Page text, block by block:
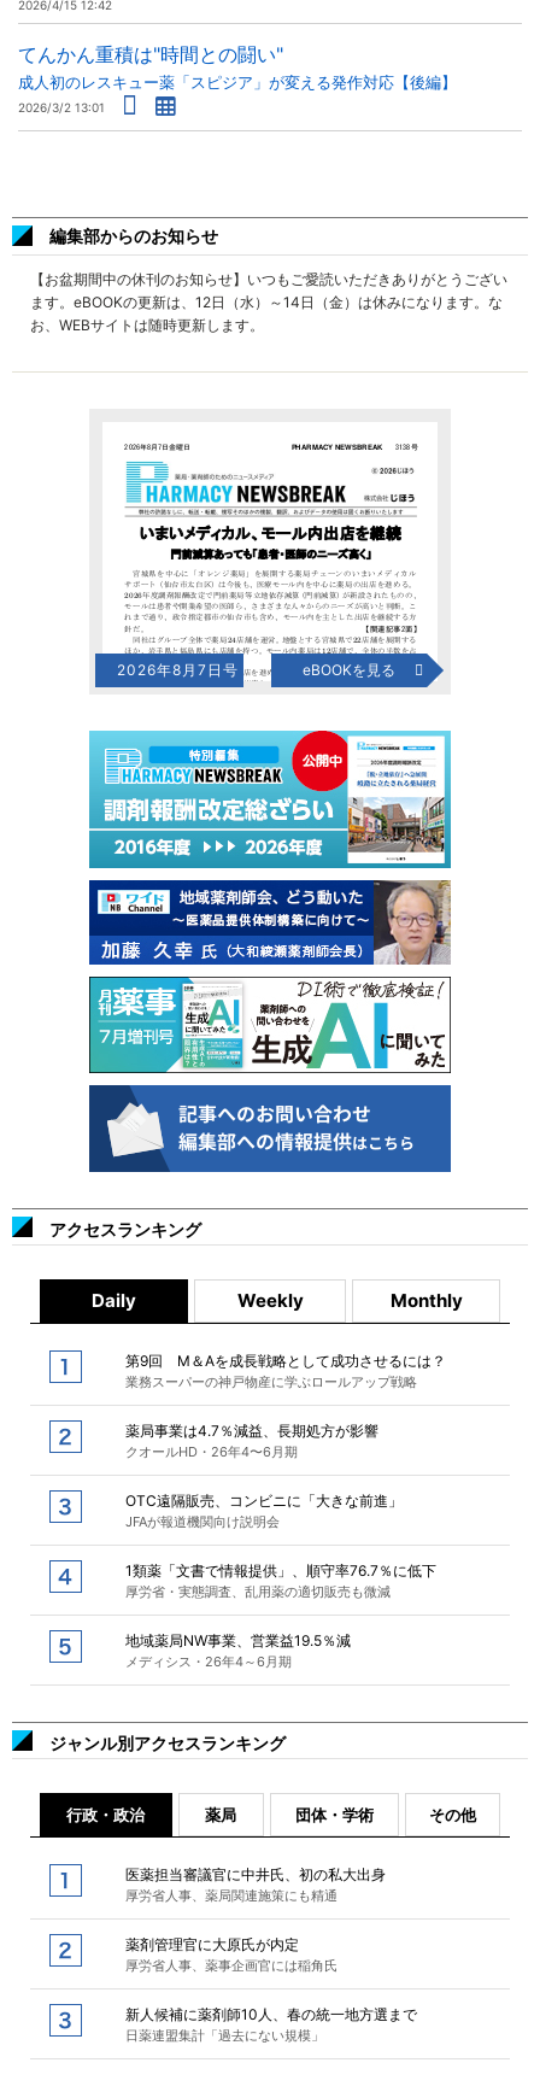
2026/4/15 12:42
てんかん重積は"時間との闘い"
成人初のレスキュー薬「スピジア」が変える発作対応【後編】
2026/3/2 13:01
編集部からのお知らせ
【お盆期間中の休刊のお知らせ】いつもご愛読いただきありがとうござい
ます。eBOOKの更新は、12日（水）～14日（金）は休みになります。な
お、WEBサイトは随時更新します。
2026年8月7日号 eBOOKを見る
アクセスランキング
Daily Weekly Monthly
第9回 M＆Aを成長戦略として成功させるには？
業務スーパーの神戸物産に学ぶロールアップ戦略
薬局事業は4.7％減益、長期処方が影響
クオールHD・26年4〜6月期
OTC遠隔販売、コンビニに「大きな前進」
JFAが報道機関向け説明会
1類薬「文書で情報提供」、順守率76.7％に低下
厚労省・実態調査、乱用薬の適切販売も微減
地域薬局NW事業、営業益19.5％減
メディシス・26年4～6月期
ジャンル別アクセスランキング
行政・政治 薬局 団体・学術 その他
医薬担当審議官に中井氏、初の私大出身
厚労省人事、薬局関連施策にも精通
薬剤管理官に大原氏が内定
厚労省人事、薬事企画官には稲角氏
新人候補に薬剤師10人、春の統一地方選まで
日薬連盟集計「過去にない規模」